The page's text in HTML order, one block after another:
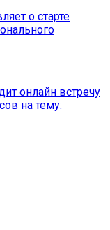
о старте
онлайн встречу
на тему: